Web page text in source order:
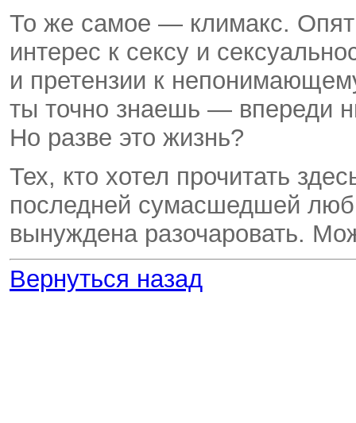
То же самое — климакс.
интерес к сексу и
и претензии к
ты точно знаешь — впереди
Но разве это жизнь?
Тех, кто хотел прочитать
последней сумасшедшей
вынуждена разочаровать.
Вернуться назад